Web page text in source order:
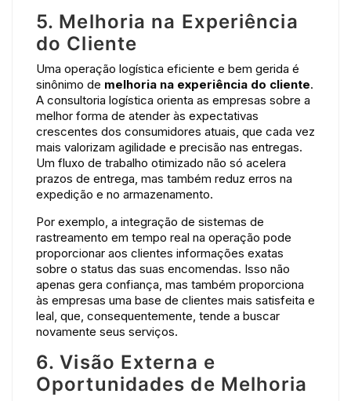
5. Melhoria na Experiência
do Cliente
Uma operação logística eficiente e bem gerida é
sinônimo de melhoria na experiência do cliente.
A consultoria logística orienta as empresas sobre a
melhor forma de atender às expectativas
crescentes dos consumidores atuais, que cada vez
mais valorizam agilidade e precisão nas entregas.
Um fluxo de trabalho otimizado não só acelera
prazos de entrega, mas também reduz erros na
expedição e no armazenamento.
Por exemplo, a integração de sistemas de
rastreamento em tempo real na operação pode
proporcionar aos clientes informações exatas
sobre o status das suas encomendas. Isso não
apenas gera confiança, mas também proporciona
às empresas uma base de clientes mais satisfeita e
leal, que, consequentemente, tende a buscar
novamente seus serviços.
6. Visão Externa e
Oportunidades de Melhoria